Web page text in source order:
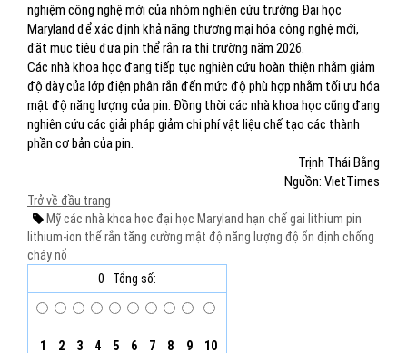
nghiệm công nghệ mới của nhóm nghiên cứu trường Đại học
Maryland để xác định khả năng thương mại hóa công nghệ mới,
đặt mục tiêu đưa pin thể rắn ra thị trường năm 2026.
Các nhà khoa học đang tiếp tục nghiên cứu hoàn thiện nhằm giảm
độ dày của lớp điện phân rắn đến mức độ phù hợp nhằm tối ưu hóa
mật độ năng lượng của pin. Đồng thời các nhà khoa học cũng đang
nghiên cứu các giải pháp giảm chi phí vật liệu chế tạo các thành
phần cơ bản của pin.
Trịnh Thái Bằng
Nguồn: VietTimes
Trở về đầu trang
Mỹcác nhà khoa học đại học Maryland hạn chếgai lithium pin
lithium-ion thể rắn tăng cường mật độ năng lượng độ ổn định chống
cháy nổ
0
Tổng số:
1 2 3 4 5 6 7 8 9 10